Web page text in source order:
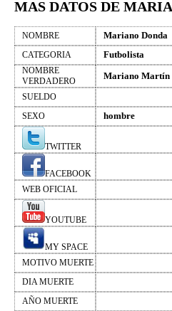
MAS DATOS DE
NOMBRE Mariano Donda
CATEGORIA Futbolista
NOMBRE
VERDADERO
Mariano Martín
SUELDO
SEXO
hombre
TWITTER
FACEBOOK
WEB OFICIAL
YOUTUBE
MY SPACE
MOTIVO MUERTE
DIA MUERTE
AÑO MUERTE